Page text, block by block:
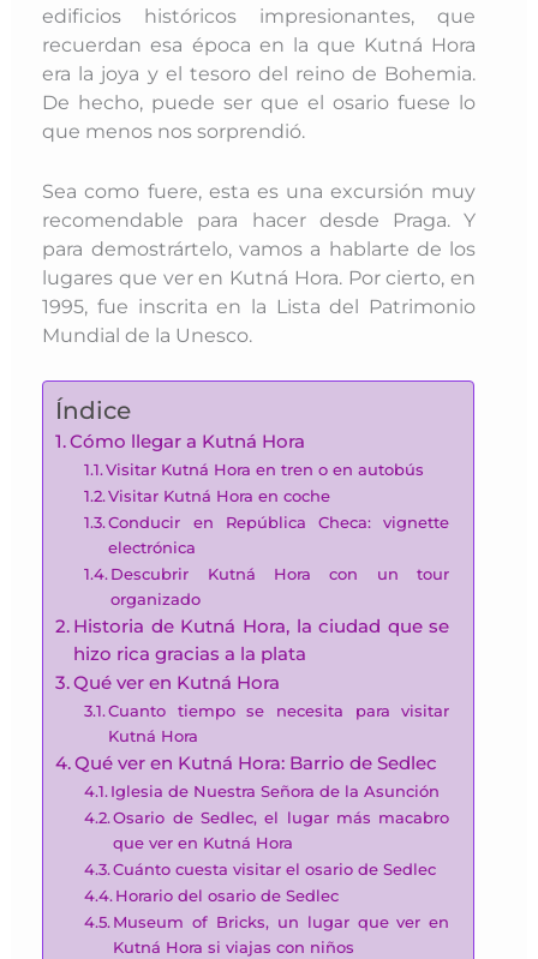
edificios históricos impresionantes, que
recuerdan esa época en la que Kutná Hora
era la joya y el tesoro del reino de Bohemia.
De hecho, puede ser que el osario fuese lo
que menos nos sorprendió.
Sea como fuere, esta es una excursión muy
recomendable para hacer desde Praga. Y
para demostrártelo, vamos a hablarte de los
lugares que ver en Kutná Hora. Por cierto, en
1995, fue inscrita en la Lista del Patrimonio
Mundial de la Unesco.
Índice
Cómo llegar a Kutná Hora
Visitar Kutná Hora en tren o en autobús
Visitar Kutná Hora en coche
Conducir en República Checa: vignette
electrónica
Descubrir Kutná Hora con un tour
organizado
Historia de Kutná Hora, la ciudad que se
hizo rica gracias a la plata
Qué ver en Kutná Hora
Cuanto tiempo se necesita para visitar
Kutná Hora
Qué ver en Kutná Hora: Barrio de Sedlec
Iglesia de Nuestra Señora de la Asunción
Osario de Sedlec, el lugar más macabro
que ver en Kutná Hora
Cuánto cuesta visitar el osario de Sedlec
Horario del osario de Sedlec
Museum of Bricks, un lugar que ver en
Kutná Hora si viajas con niños